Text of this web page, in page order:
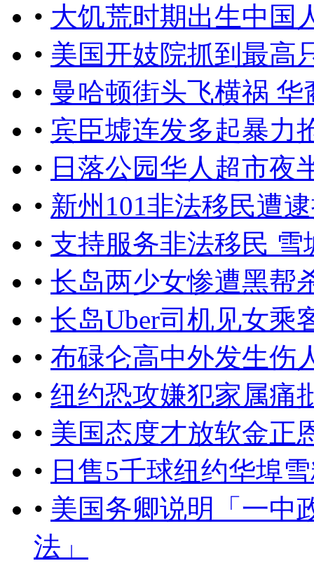
• 大饥荒时期出生中国
• 美国开妓院抓到最高
• 曼哈顿街头飞横祸
• 宾臣墟连发多起暴力
• 日落公园华人超市夜
• 新州101非法移民遭
• 支持服务非法移民
• 长岛两少女惨遭黑帮
• 长岛Uber司机见女乘
• 布碌仑高中外发生伤
• 纽约恐攻嫌犯家属痛
• 美国态度才放软金正
• 日售5千球纽约华埠
• 美国务卿说明「一中
法」